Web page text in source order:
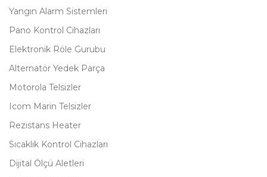
Yangın Alarm Sistemleri
Pano Kontrol Cihazları
Elektronik Röle Gurubu
Alternatör Yedek Parça
Motorola Telsizler
Icom Marin Telsizler
Rezistans Heater
Sıcaklık Kontrol Cihazları
Dijital Ölçü Aletleri